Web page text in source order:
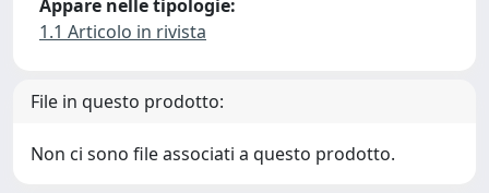
Appare nelle tipologie:
1.1 Articolo in rivista
File in questo prodotto:
Non ci sono file associati a questo prodotto.